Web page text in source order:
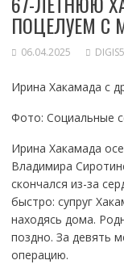
ПОЦЕЛУЕМ С
06.04.2025
Ирина Хакамада с
Фото: Социальные
Ирина Хакамада
Владимира
скончался из-за
быстро: супруг
находясь дома.
поздно. За девять
операцию.